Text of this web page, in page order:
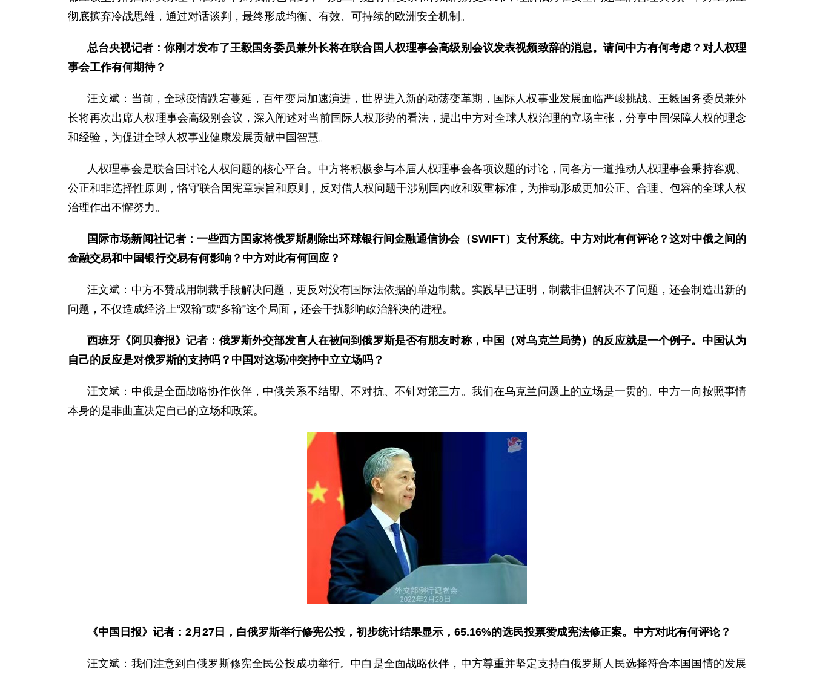
彻底摈弃冷战思维，通过对话谈判，最终形成均衡、有效、可持续的欧洲安全机制。
总台央视记者：你刚才发布了王毅国务委员兼外长将在联合国人权理事会高级别会议发表视频致辞的消息。请问中方有何考虑？对人权理
事会工作有何期待？
汪文斌：当前，全球疫情跌宕蔓延，百年变局加速演进，世界进入新的动荡变革期，国际人权事业发展面临严峻挑战。王毅国务委员兼外
长将再次出席人权理事会高级别会议，深入阐述对当前国际人权形势的看法，提出中方对全球人权治理的立场主张，分享中国保障人权的理念
和经验，为促进全球人权事业健康发展贡献中国智慧。
人权理事会是联合国讨论人权问题的核心平台。中方将积极参与本届人权理事会各项议题的讨论，同各方一道推动人权理事会秉持客观、
公正和非选择性原则，恪守联合国宪章宗旨和原则，反对借人权问题干涉别国内政和双重标准，为推动形成更加公正、合理、包容的全球人权
治理作出不懈努力。
国际市场新闻社记者：一些西方国家将俄罗斯剔除出环球银行间金融通信协会（SWIFT）支付系统。中方对此有何评论？这对中俄之间的
金融交易和中国银行交易有何影响？中方对此有何回应？
汪文斌：中方不赞成用制裁手段解决问题，更反对没有国际法依据的单边制裁。实践早已证明，制裁非但解决不了问题，还会制造出新的
问题，不仅造成经济上“双输”或“多输”这个局面，还会干扰影响政治解决的进程。
西班牙《阿贝赛报》记者：俄罗斯外交部发言人在被问到俄罗斯是否有朋友时称，中国（对乌克兰局势）的反应就是一个例子。中国认为
自己的反应是对俄罗斯的支持吗？中国对这场冲突持中立立场吗？
汪文斌：中俄是全面战略协作伙伴，中俄关系不结盟、不对抗、不针对第三方。我们在乌克兰问题上的立场是一贯的。中方一向按照事情
本身的是非曲直决定自己的立场和政策。
《中国日报》记者：2月27日，白俄罗斯举行修宪公投，初步统计结果显示，65.16%的选民投票赞成宪法修正案。中方对此有何评论？
汪文斌：我们注意到白俄罗斯修宪全民公投成功举行。中白是全面战略伙伴，中方尊重并坚定支持白俄罗斯人民选择符合本国国情的发展